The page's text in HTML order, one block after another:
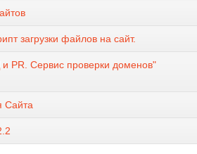
загрузки файлов на сайт.
PR. Сервис проверки доменов"
Сайта